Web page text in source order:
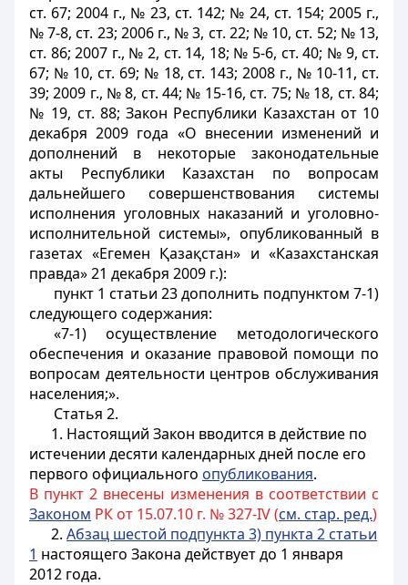
ст. 67; 2004 г., № 23, ст. 142; № 24, ст. 154; 2005 г.,
№ 7-8, ст. 23; 2006 г., № 3, ст. 22; № 10, ст. 52; № 13,
ст. 86; 2007 г., № 2, ст. 14, 18; № 5-6, ст. 40; № 9, ст.
67; № 10, ст. 69; № 18, ст. 143; 2008 г., № 10-11, ст.
39; 2009 г., № 8, ст. 44; № 15-16, ст. 75; № 18, ст. 84;
№ 19, ст. 88; Закон Республики Казахстан от 10
декабря 2009 года «О внесении изменений и
дополнений в некоторые законодательные
акты Республики Казахстан по вопросам
дальнейшего совершенствования системы
исполнения уголовных наказаний и уголовно-
исполнительной системы», опубликованный в
газетах «Егемен Қазақстан» и «Казахстанская
правда» 21 декабря 2009 г.):
пункт 1 статьи 23 дополнить подпунктом 7-1)
следующего содержания:
«7-1) осуществление методологического
обеспечения и оказание правовой помощи по
вопросам деятельности центров обслуживания
населения;».
Статья 2.
1. Настоящий Закон вводится в действие по
истечении десяти календарных дней после его
первого официального опубликования.
В пункт 2 внесены изменения в соответствии с
Законом РК от 15.07.10 г. № 327-IV (см. стар. ред.)
2. Абзац шестой подпункта 3) пункта 2 статьи
1 настоящего Закона действует до 1 января
2012 года.